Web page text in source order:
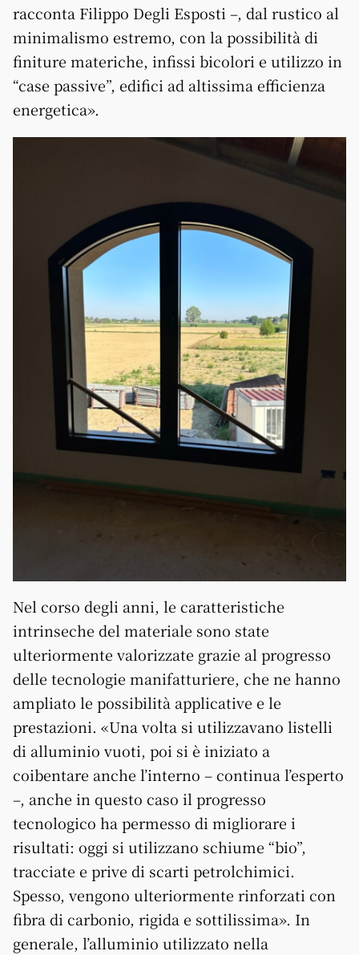
racconta Filippo Degli Esposti –, dal rustico al
minimalismo estremo, con la possibilità di
finiture materiche, infissi bicolori e utilizzo in
“case passive”, edifici ad altissima efficienza
energetica».
Nel corso degli anni, le caratteristiche
intrinseche del materiale sono state
ulteriormente valorizzate grazie al progresso
delle tecnologie manifatturiere, che ne hanno
ampliato le possibilità applicative e le
prestazioni. «Una volta si utilizzavano listelli
di alluminio vuoti, poi si è iniziato a
coibentare anche l’interno – continua l’esperto
–, anche in questo caso il progresso
tecnologico ha permesso di migliorare i
risultati: oggi si utilizzano schiume “bio”,
tracciate e prive di scarti petrolchimici.
Spesso, vengono ulteriormente rinforzati con
fibra di carbonio, rigida e sottilissima». In
generale, l’alluminio utilizzato nella